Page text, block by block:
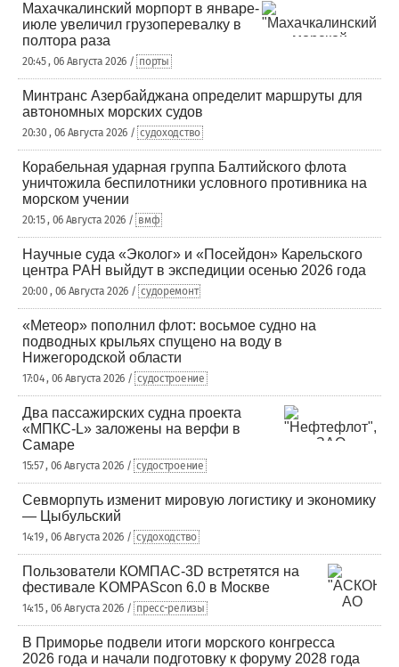
Махачкалинский морпорт в январе-
июле увеличил грузоперевалку в
полтора раза
20:45 , 06 Августа 2026 / порты
Минтранс Азербайджана определит маршруты для
автономных морских судов
20:30 , 06 Августа 2026 / судоходство
Корабельная ударная группа Балтийского флота
уничтожила беспилотники условного противника на
морском учении
20:15 , 06 Августа 2026 / вмф
Научные суда «Эколог» и «Посейдон» Карельского
центра РАН выйдут в экспедиции осенью 2026 года
20:00 , 06 Августа 2026 / судоремонт
«Метеор» пополнил флот: восьмое судно на
подводных крыльях спущено на воду в
Нижегородской области
17:04 , 06 Августа 2026 / судостроение
Два пассажирских судна проекта
«МПКС-L» заложены на верфи в
Самаре
15:57 , 06 Августа 2026 / судостроение
Севморпуть изменит мировую логистику и экономику
— Цыбульский
14:19 , 06 Августа 2026 / судоходство
Пользователи КОМПАС-3D встретятся на
фестивале KOMPAScon 6.0 в Москве
14:15 , 06 Августа 2026 / пресс-релизы
В Приморье подвели итоги морского конгресса
2026 года и начали подготовку к форуму 2028 года